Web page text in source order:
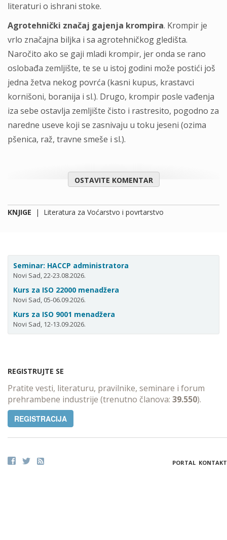
literaturi o ishrani stoke.
Agrotehnički značaj gajenјa krompira. Krompir je
vrlo značajna biljka i sa agrotehničkog gledišta.
Naročito ako se gaji mladi krompir, jer onda se rano
oslobađa zemljište, te se u istoj godini može postići još
jedna žetva nekog povrća (kasni kupus, krastavci
kornišoni, boranija i sl.). Drugo, krompir posle vađenja
iza sebe ostavlja zemljište čisto i rastresito, pogodno za
naredne useve koji se zasnivaju u toku jeseni (ozima
pšenica, raž, travne smeše i sl.).
OSTAVITE KOMENTAR
KNJIGE | Literatura za Voćarstvo i povrtarstvo
Seminar: HACCP administratora
Novi Sad, 22-23.08.2026.
Kurs za ISO 22000 menadžera
Novi Sad, 05-06.09.2026.
Kurs za ISO 9001 menadžera
Novi Sad, 12-13.09.2026.
REGISTRUJTE SE
Pratite vesti, literaturu, pravilnike, seminare i forum
prehrambene industrije (trenutno članova: 39.550).
REGISTRACIJA
PORTAL KONTAKT